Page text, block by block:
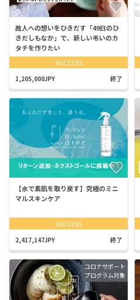
故人への想いをひきだす「49日のひ
きだしもなか」で、新しい弔いのカ
タチを作りたい
SUCCESS
1,205,000JPY 終了
【水で素肌を取り戻す】究極のミニ
マルスキンケア
SUCCESS
2,417,147JPY 終了
コロナサポート
プログラム対象